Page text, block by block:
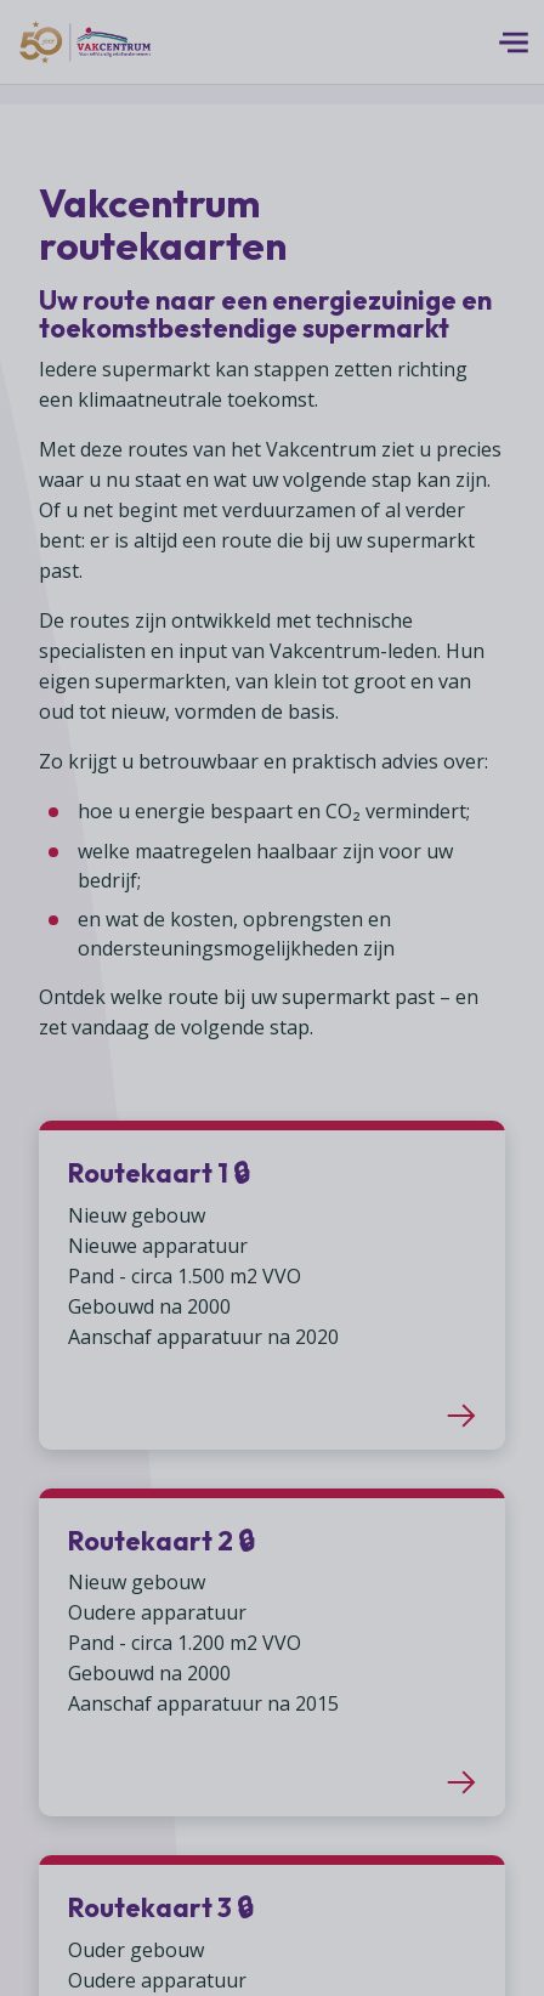
A-Z
Contact
Inloggen
Zoeken
MEERwaarde
Assortiment
Digitalisering
Duurzaamheid
Franchise
Innovatie
Klanten
Ondernemerschap
Werkgeverschap
Branches
Supermarkten
Foodspecialiteitenwinkels
Biologische speciaalzaken
Drogisterijen
Drankenspeciaalzaken
Huishoudelijke artikelenzaken
Koken en tafelen
Zoetwarenwinkels
Speelgoed, hobby- en feestartikelen
Branchecijfers
Advies
Bedrijfsjuridisch advies
Bedrijfseconomisch advies
Franchise advies
Verenigingsondersteuning
Fiscaal advies
Tarieven en voorwaarden
Vakcentrum Expertise
Belangenbehartiging
Advies
Ledenvoordeel
Publicatieoverzicht
Over Vakcentrum
Over Vakcentrum overzicht
Lid worden
Statuten
Ons team
Vacatures
Partners
Jaarverslag
Pers
In English
Agenda
Vakcentrum
routekaarten
Uw route naar een energiezuinige en
toekomstbestendige supermarkt
Iedere supermarkt kan stappen zetten richting
een klimaatneutrale toekomst.
Met deze routes van het Vakcentrum ziet u precies
waar u nu staat en wat uw volgende stap kan zijn.
Of u net begint met verduurzamen of al verder
bent: er is altijd een route die bij uw supermarkt
past.
De routes zijn ontwikkeld met technische
specialisten en input van Vakcentrum-leden. Hun
eigen supermarkten, van klein tot groot en van
oud tot nieuw, vormden de basis.
Zo krijgt u betrouwbaar en praktisch advies over:
hoe u energie bespaart en CO₂ vermindert;
welke maatregelen haalbaar zijn voor uw
bedrijf;
en wat de kosten, opbrengsten en
ondersteuningsmogelijkheden zijn
Ontdek welke route bij uw supermarkt past – en
zet vandaag de volgende stap.
Routekaart 1 🔒︎
Nieuw gebouw
Nieuwe apparatuur
Pand - circa 1.500 m2 VVO
Gebouwd na 2000
Aanschaf apparatuur na 2020
Routekaart 2 🔒︎
Nieuw gebouw
Oudere apparatuur
Pand - circa 1.200 m2 VVO
Gebouwd na 2000
Aanschaf apparatuur na 2015
Routekaart 3 🔒︎
Ouder gebouw
Oudere apparatuur